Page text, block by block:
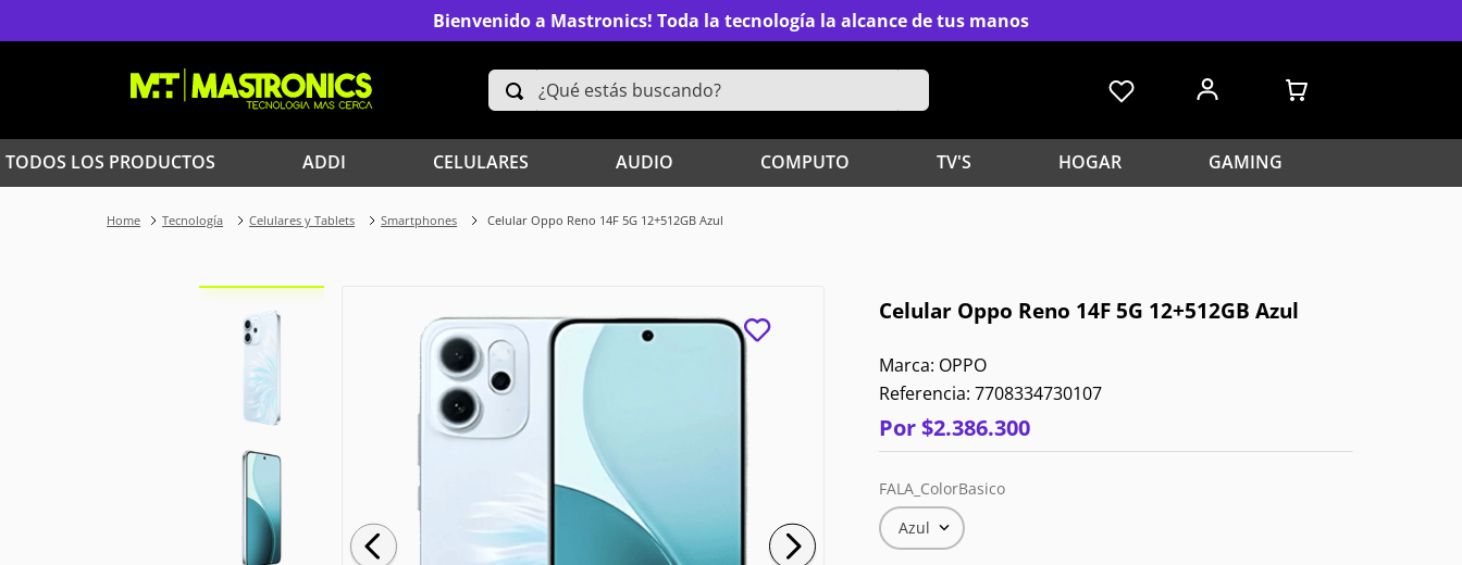
Bienvenido a Mastronics! Toda la tecnología la alcance de tus manos
¿Qué estás buscando?
TODOS LOS PRODUCTOS ADDI CELULARES AUDIO COMPUTO TV'S HOGAR GAMING
Tecnología Celulares y Tablets Smartphones Celular Oppo Reno 14F 5G 12+512GB Azul
Celular Oppo Reno 14F 5G 12+512GB Azul
OPPO
Referencia: 7708334730107
Por$2.386.300
FALA_ColorBasico
Azul
TÉRMINOS MÁS BUSCADOS
Iphone 2.
6.
S25 Ultra
Iphone 15 Pro Max